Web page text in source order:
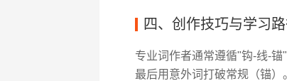
四、创作技巧与学习
专业词作者通常遵循"钩-线-锚
最后用意外词打破常规（锚